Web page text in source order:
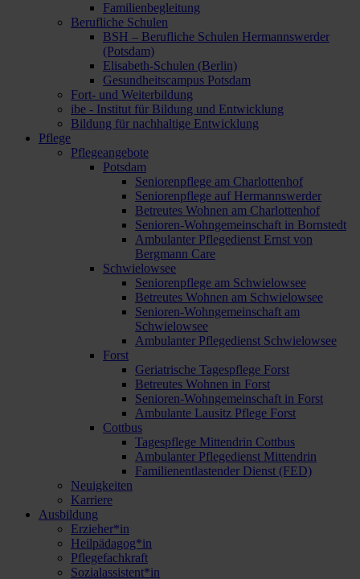
Familienbegleitung
Berufliche Schulen
BSH – Berufliche Schulen Hermannswerder
(Potsdam)
Elisabeth-Schulen (Berlin)
Gesundheitscampus Potsdam
Fort- und Weiterbildung
ibe - Institut für Bildung und Entwicklung
Bildung für nachhaltige Entwicklung
Pflege
Pflegeangebote
Potsdam
Seniorenpflege am Charlottenhof
Seniorenpflege auf Hermannswerder
Betreutes Wohnen am Charlottenhof
Senioren-Wohngemeinschaft in Bornstedt
Ambulanter Pflegedienst Ernst von
Bergmann Care
Schwielowsee
Seniorenpflege am Schwielowsee
Betreutes Wohnen am Schwielowsee
Senioren-Wohngemeinschaft am
Schwielowsee
Ambulanter Pflegedienst Schwielowsee
Forst
Geriatrische Tagespflege Forst
Betreutes Wohnen in Forst
Senioren-Wohngemeinschaft in Forst
Ambulante Lausitz Pflege Forst
Cottbus
Tagespflege Mittendrin Cottbus
Ambulanter Pflegedienst Mittendrin
Familienentlastender Dienst (FED)
Neuigkeiten
Karriere
Ausbildung
Erzieher*in
Heilpädagog*in
Pflegefachkraft
Sozialassistent*in